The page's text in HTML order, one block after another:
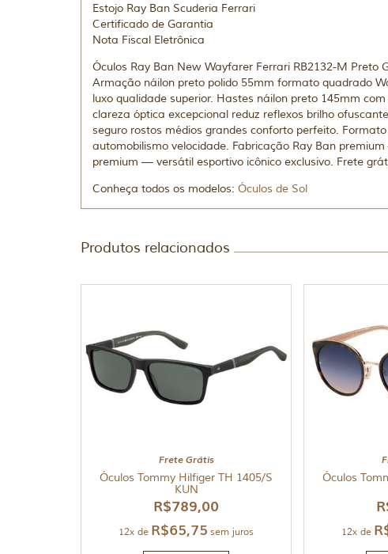
Estojo Ray Ban Scuderia Ferrari
Certificado de Garantia
Nota Fiscal Eletrônica
Óculos Ray Ban New Wayfarer Ferrari RB2132-M
Armação náilon preto polido 55mm formato quadrado
luxo qualidade superior. Hastes náilon preto 145mm
clareza óptica excepcional reduz reflexos brilho
seguro rostos médios grandes conforto perfeito.
automobilismo velocidade. Fabricação Ray Ban
premium — versátil esportivo icônico exclusivo. Frete
Conheça todos os modelos: Óculos de Sol
Produtos relacionados
Frete Grátis
Óculos Tommy Hilfiger TH 1405/S
KUN
R$789,00
12x de R$65,75 sem juros
Óculos
12x de